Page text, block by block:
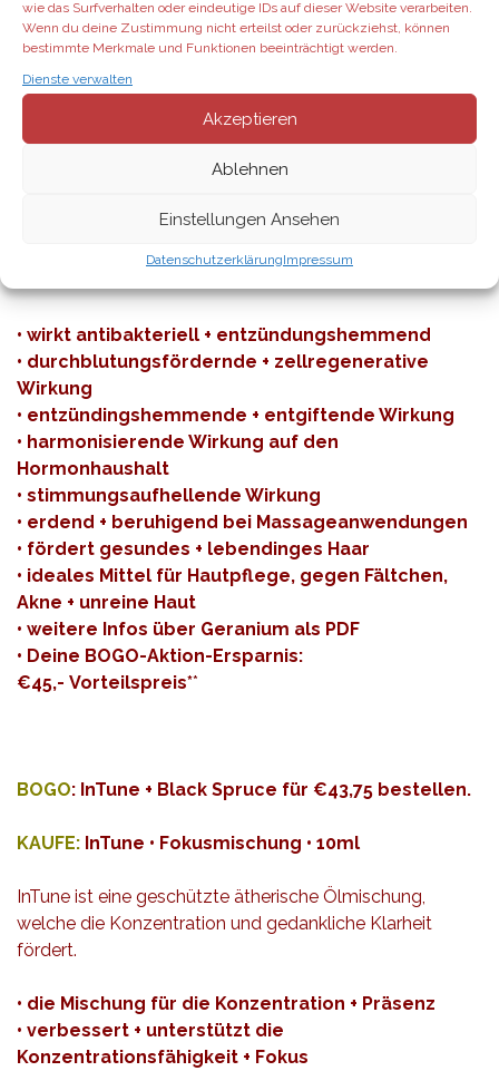
wie das Surfverhalten oder eindeutige IDs auf dieser Website verarbeiten.
Wenn du deine Zustimmung nicht erteilst oder zurückziehst, können
bestimmte Merkmale und Funktionen beeinträchtigt werden.
Dienste verwalten
Akzeptieren
Ablehnen
Einstellungen Ansehen
DatenschutzerklärungImpressum
•Weitere Infos über Hawaiian Sandelwood alsPDF
•Bestelle das BOGO zum Vorteilskunden-Preis:
ERHALTE GRATIS:Geranium • 15ml
besitzt eine beruhigende Wirkung
und ist ein häufiger Bestandteil in vielen Hautpflege-
• wirkt antibakteriell + entzündungshemmend
• durchblutungsfördernde + zellregenerative
Wirkung
• entzündingshemmende + entgiftende Wirkung
• harmonisierende Wirkung auf den
Hormonhaushalt
• stimmungsaufhellende Wirkung
• erdend + beruhigend bei Massageanwendungen
• fördert gesundes + lebendinges Haar
• ideales Mittel für Hautpflege, gegen Fältchen,
Akne + unreine Haut
• weitere Infos über Geranium als PDF
• Deine BOGO-Aktion-Ersparnis:
€45,- Vorteilspreis**
BOGO: InTune + Black Spruce für €43,75 bestellen.
KAUFE: InTune • Fokusmischung • 10ml
InTune ist eine geschützte ätherische Ölmischung,
welche die Konzentration und gedankliche Klarheit
fördert.
• die Mischung für die Konzentration + Präsenz
• verbessert + unterstützt die
Konzentrationsfähigkeit + Fokus